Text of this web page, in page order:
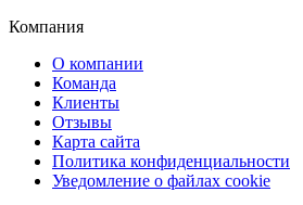
Компания
О компании
Команда
Клиенты
Отзывы
Карта сайта
Политика конфиденциальности
Уведомление о файлах cookie